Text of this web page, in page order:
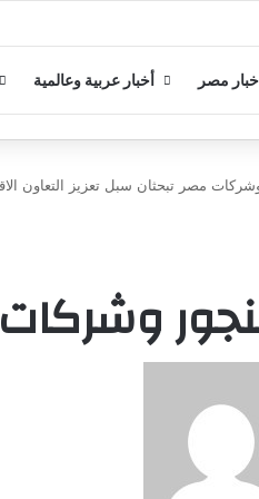
مصر أخبار عربية وعالمية
مصر تبحثان سبل تعزيز التعاون
وشركات